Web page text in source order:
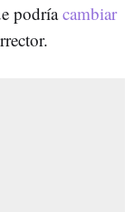
podríacambiar